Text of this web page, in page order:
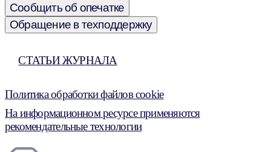
Сообщить об опечатке
Обращение в техподдержку
СТАТЬИ ЖУРНАЛА
Политика обработки файлов cookie
На информационном ресурсе применяются
рекомендательные технологии